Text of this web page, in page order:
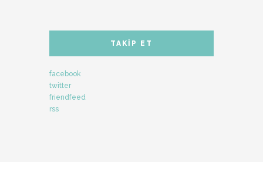
TAKIP ET
facebook
twitter
friendfeed
rss